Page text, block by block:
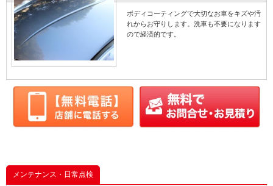
ボディコーティングで大切なお車をキズや汚
れからお守りします。洗車も不要になります
ので経済的です。
メンテナンス・日常点検